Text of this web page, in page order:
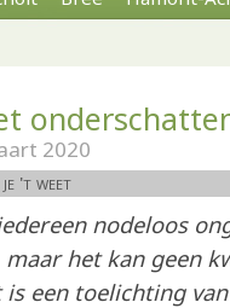
2020
't weet
nodeloos
het kan geen
is een toelichting